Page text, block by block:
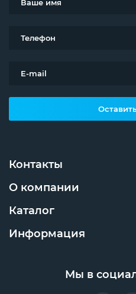
Контакты
О компании
Каталог
Информация
Мы в